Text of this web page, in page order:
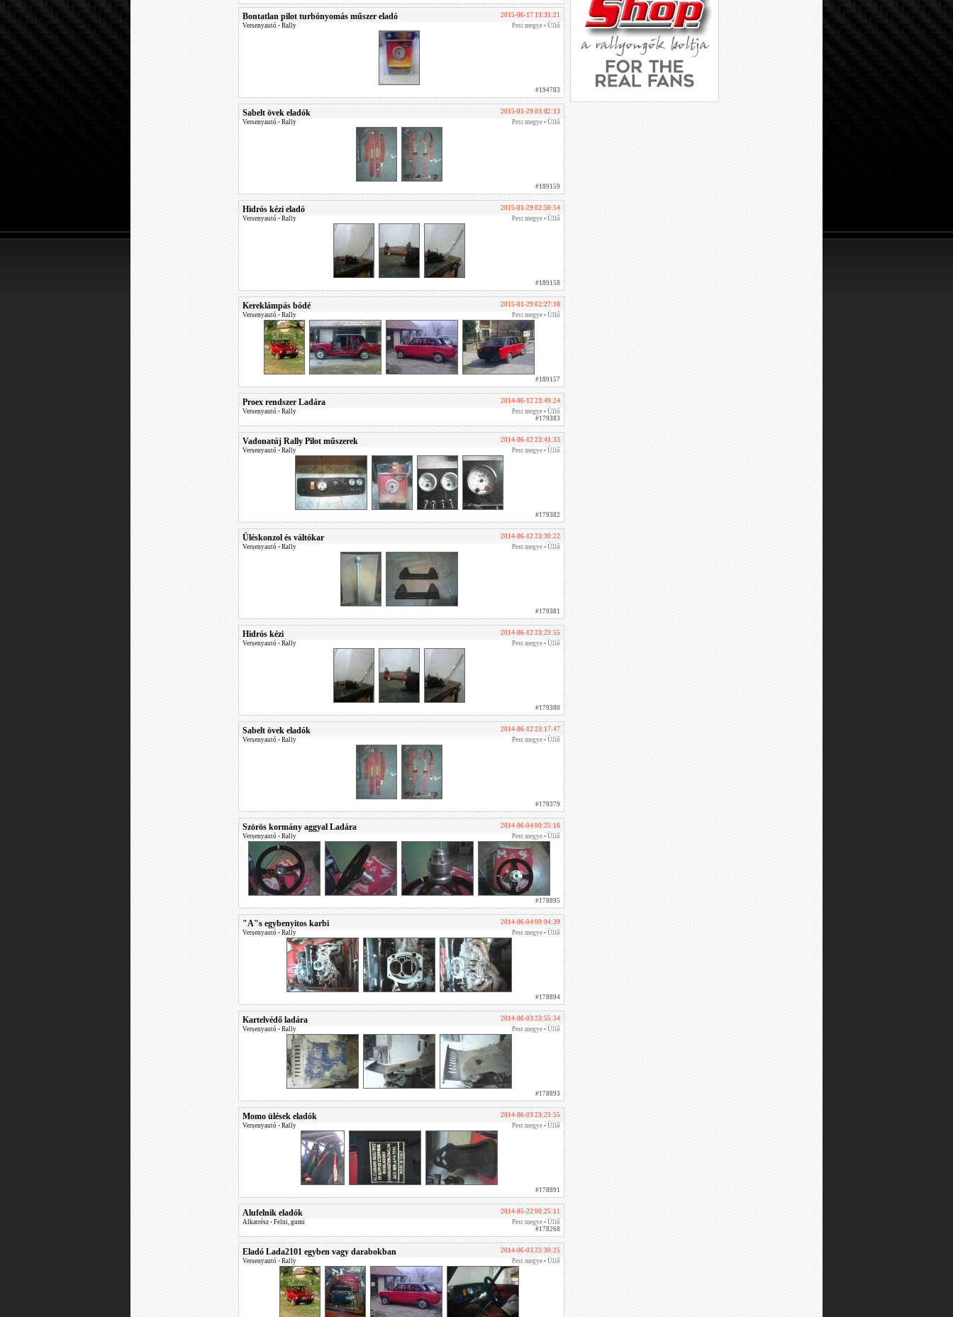
Bontatlan pilot turbónyomás műszer eladó
2015-06-17 13:31:21
Versenyautó • Rally Pest megye • Üllő
#194783
Sabelt övek eladók
2015-01-29 03:02:13
Versenyautó • Rally Pest megye • Üllő
#189159
Hidrós kézi eladó
2015-01-29 02:50:54
Versenyautó • Rally Pest megye • Üllő
#189158
Kereklámpás bódé
2015-01-29 02:27:18
Versenyautó • Rally Pest megye • Üllő
#189157
Proex rendszer Ladára
2014-06-12 23:49:24
Versenyautó • Rally
Pest megye • Üllő
#179383
Vadonatúj Rally Pilot műszerek
2014-06-12 23:41:33
Versenyautó • Rally Pest megye • Üllő
#179382
Üléskonzol és váltókar
2014-06-12 23:30:22
Versenyautó • Rally Pest megye • Üllő
#179381
Hidrós kézi
2014-06-12 23:23:55
Versenyautó • Rally Pest megye • Üllő
#179380
Sabelt övek eladók
2014-06-12 23:17:47
Versenyautó • Rally Pest megye • Üllő
#179379
Szörös kormány aggyal Ladára
2014-06-04 00:25:16
Versenyautó • Rally Pest megye • Üllő
#178895
"A"s egybenyitos karbi
2014-06-04 00:04:39
Versenyautó • Rally Pest megye • Üllő
#178894
Kartelvédő ladára
2014-06-03 23:55:34
Versenyautó • Rally Pest megye • Üllő
#178893
Momo ülések eladók
2014-06-03 23:23:55
Versenyautó • Rally Pest megye • Üllő
#178891
Alufelnik eladók
2014-05-22 00:25:11
Alkatrész • Felni, gumi
Pest megye • Üllő
#178268
Eladó Lada2101 egyben vagy darabokban
2014-06-03 23:30:25
Versenyautó • Rally Pest megye • Üllő